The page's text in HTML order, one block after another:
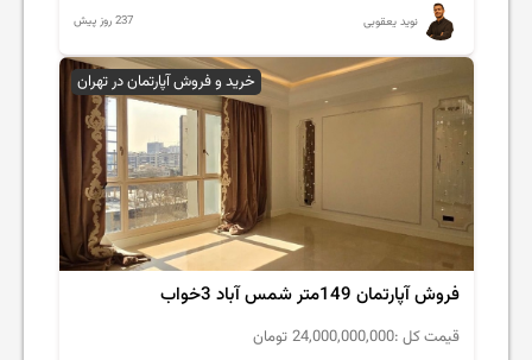
نوید یعقوبی 237 روز پیش
خرید و فروش آپارتمان در تهران
فروش آپارتمان 149متر شمس آباد 3خواب
قیمت کل :24,000,000,000 تومان